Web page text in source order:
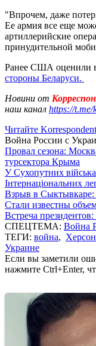
"Впрочем, даже
Ее армия все еще
артиллерийские
принудительной
Ранее США оценили
стороны Беларуси.
Новини от
наш канал https://t.me/
Читайте
Война России с
Провал сезона:
турсектора Крыма
У Сухопутних
Інтернаціональних
Взрыв в Сыктывкаре:
Стали известны
Встреча
СПЕЦТЕМА: Война
ТЕГИ: война, Херсон
Украине
Если вы заметили
нажмите Ctrl+Enter,